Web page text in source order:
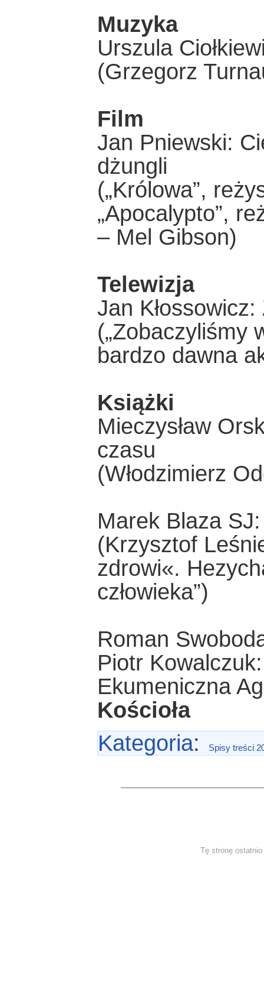
Muzyka
Urszula
(Grzegorz
Film
Jan Pniewski:
dżungli
(„Królowa”,
„Apocalypto”,
– Mel Gibson)
Telewizja
Jan
(„Zobaczyliśmy
bardzo dawna
Książki
Mieczysław
czasu
(Włodzimierz
Marek Blaza
(Krzysztof
zdrowi«.
człowieka”)
Roman
Piotr
Ekumeniczna
Kościoła
Kategoria: Spisy treści
Tę stronę